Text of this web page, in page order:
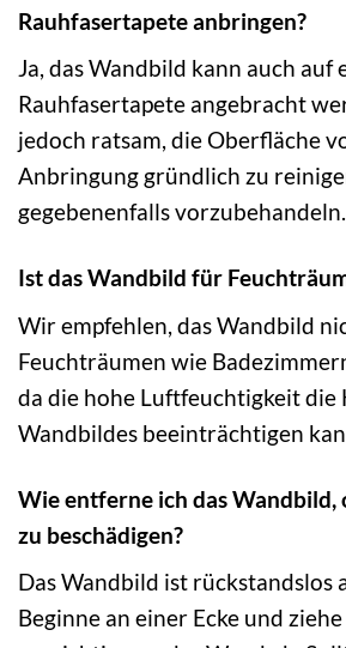
Rauhfasertapete anbringen?
Ja, das Wandbild kann auch auf
Rauhfasertapete angebracht
jedoch ratsam, die Oberfläche
Anbringung gründlich zu
gegebenenfalls vorzubehandeln.
Ist das Wandbild für
Wir empfehlen, das Wandbild
Feuchträumen wie
da die hohe Luftfeuchtigkeit die
Wandbildes beeinträchtigen
Wie entferne ich das Wandbild,
zu beschädigen?
Das Wandbild ist rückstandslos
Beginne an einer Ecke und